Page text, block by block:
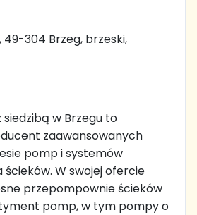
49-304 Brzeg, brzeski,
w Brzegu to
zaawansowanych
pomp i systemów
W swojej ofercie
przepompownie ścieków
pomp, w tym pompy o